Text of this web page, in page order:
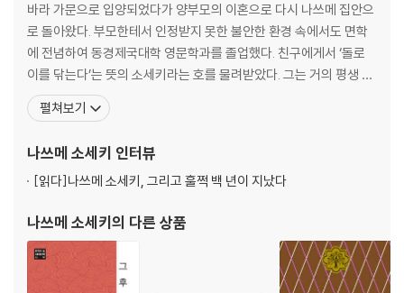
어니스트 헤밍웨이 l 슈룬스에서 보낸 겨울
로버트 루이스 스티븐슨 l 도보 여행
미야자와 겐지 l 영국 해안
알베르 카뮈 l 수수께끼
사랑, 네가 좋으면 나도 좋아
니이미 난키치 l 꽃을 묻다
나쓰메 소세키 l 유리문 안에서
오리구치 시노부 l 부재중일 때
너새니얼 호손 l 아이와 나
바라 가문으로 입양되었다가 양부모의 이혼으로 다시 나쓰메 집안으
로 돌아왔다. 부모한테서 인정받지 못한 불안한 환경 속에서도 면학
에 전념하여 동경제국대학 영문학과를 졸업했다. 친구에게서 ‘돌로
이를 닦는다’는 뜻의 소세키라는 호를 물려받았다. 그는 거의 평생 어
디 한곳에 정착하지 못했다. 이곳저곳에서 영어교사 생활을 전전하다
가 일본 정부의 명령으로 영국 국비유학을 떠났지만 제대로 적응하지
패했다. 소세키는 뒤늦게 하늘이 내린 자기 재능과 자신이 가야 할
펼쳐보기
나쓰메 소세키 인터뷰
[읽다]나쓰메 소세키, 그리고 훌쩍 백 년이 지났다
나쓰메 소세키 의 다른 상품